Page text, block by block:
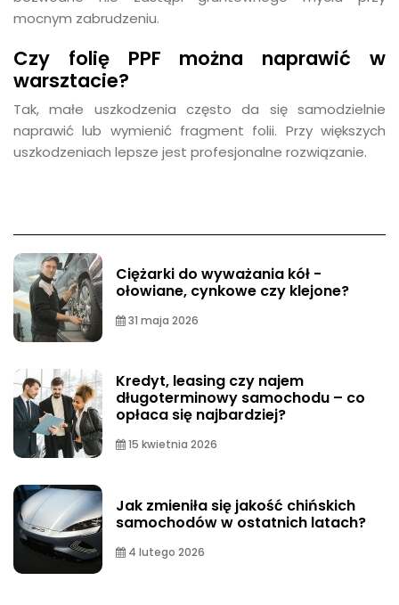
mocnym zabrudzeniu.
Czy folię PPF można naprawić w
warsztacie?
Tak, małe uszkodzenia często da się samodzielnie
naprawić lub wymienić fragment folii. Przy większych
uszkodzeniach lepsze jest profesjonalne rozwiązanie.
Ciężarki do wyważania kół -
ołowiane, cynkowe czy klejone?
31 maja 2026
Kredyt, leasing czy najem
długoterminowy samochodu – co
opłaca się najbardziej?
15 kwietnia 2026
Jak zmieniła się jakość chińskich
samochodów w ostatnich latach?
4 lutego 2026